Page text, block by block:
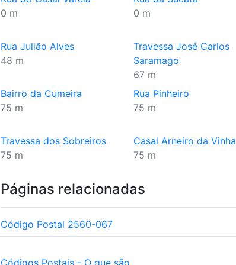
0 m
0 m
Rua Julião Alves
48 m
Travessa José Carlos
Saramago
67 m
Bairro da Cumeira
75 m
Rua Pinheiro
75 m
Travessa dos Sobreiros
75 m
Casal Arneiro da Vinha
75 m
Páginas relacionadas
Código Postal 2560-067
Códigos Postais - O que são